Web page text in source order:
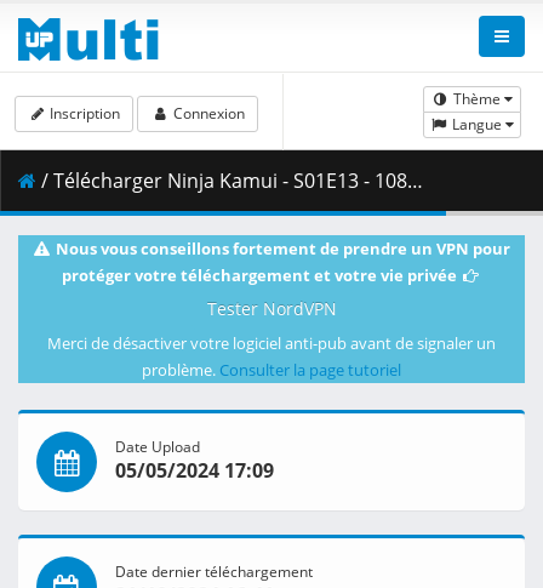
Thème
Langue
Inscription Connexion
/ Télécharger Ninja Kamui - S01E13 - 1080p WEB H.264 -NanDesuKa (HMAX).mkv.002 ( 457.72 MB )
Nous vous conseillons fortement de prendre un VPN pour
protéger votre téléchargement et votre vie privée
Tester NordVPN
Merci de désactiver votre logiciel anti-pub avant de signaler un
problème. Consulter la page tutoriel
Date Upload
05/05/2024 17:09
Date dernier téléchargement